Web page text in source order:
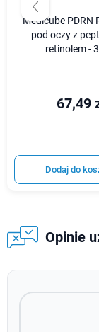
Medicube PDRN
pod oczy z
retinolem -
67,49
Dodaj do
Opinie